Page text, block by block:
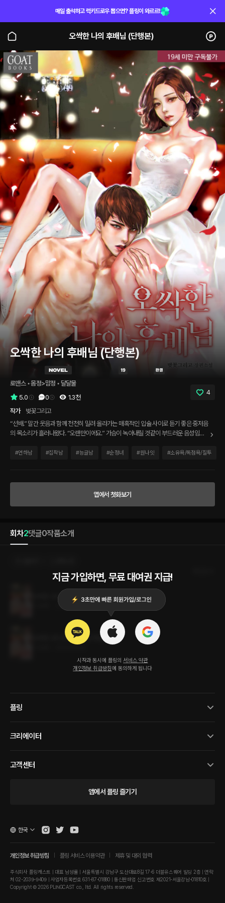
매일 출석하고 럭키드로우 뽑으면? 플링이 와르르!
오싹한 나의 후배님 (단행본)
오싹한 나의 후배님 (단행본)
로맨스 • 몸정>맘정 • 달달물
5.0
0 1.3천
4
작가
벚꽃그리고
“선배.” 말간 웃음과 함께 천천히 밀려 올라가는 매혹적인 입술 사이로 듣기 좋은 중저음
의 목소리가 흘러나왔다. “오랜만이에요.” 가슴이 녹아내릴 것같이 부드러운 음성임에
현실이 꿈이길 간절히 바랐다. ”지안 선배.” 그날 밤 거친 호흡과 함께 셀 수 없이 그의 입
“…….” “나랑 자요, 선배.” “…….” “딱 10번만.”
#연하남 #집착남 #능글남 #순정녀 #원나잇 #소유욕/독점욕/질투
앱에서 첫화보기
회차2댓글0작품소개
지금 가입하면, 무료 대여권 지급!
시작과 동시에 플링의 서비스 약관
개인정보 취급방침에 동의하게 됩니다
오싹한 나의 후배님 (19금 개정판) 2권 (완결)
2023.06.22
오싹한 나의 후배님 (19금 개정판) 1권
플링
크리에이터
고객센터
앱에서 플링 즐기기
개인정보 취급방침 플링 서비스 이용약관 제휴 및 대외 협력
주식회사 플링캐스트 | 대표 남성률 | 서울특별시 강남구 도산대로8길 17-6 더블유스퀘어 빌딩 2층 | 연락
처 02-2039-9409 | 사업자등록번호 631-87-01880 | 통신판매업 신고번호 제2021-서울강남-01810호 |
Copyright © 2026 PLINGCAST co., ltd. All rights reserved.
한국